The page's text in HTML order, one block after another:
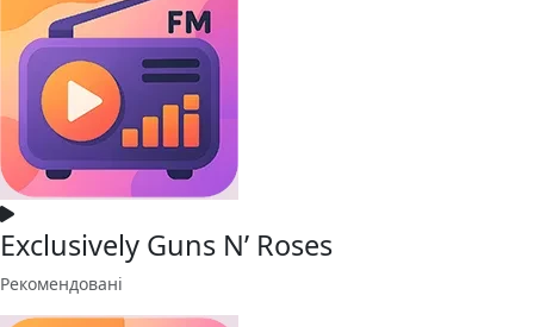
Exclusively Guns N’ Roses
Рекомендовані